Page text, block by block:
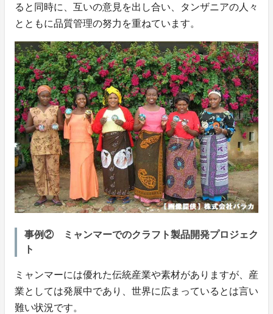
ると同時に、互いの意見を出し合い、タンザニアの人々
とともに品質管理の努力を重ねています。
事例② ミャンマーでのクラフト製品開発プロジェク
ト
ミャンマーには優れた伝統産業や素材がありますが、産
業としては発展中であり、世界に広まっているとは言い
難い状況です。